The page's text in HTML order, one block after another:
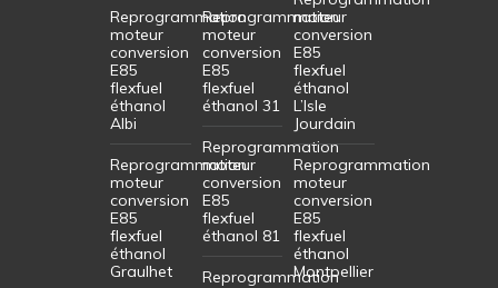
Reprogrammation
moteur
conversion
E85
flexfuel
éthanol
Albi
Reprogrammation
moteur
conversion
E85
flexfuel
éthanol
Graulhet
Reprogrammation
moteur
conversion
E85
flexfuel
éthanol 31
Reprogrammation
moteur
conversion
E85
flexfuel
éthanol 81
Reprogrammation
moteur
conversion
E85
flexfuel
éthanol
L’Isle
Jourdain
Reprogrammation
moteur
conversion
E85
flexfuel
éthanol
Montpellier